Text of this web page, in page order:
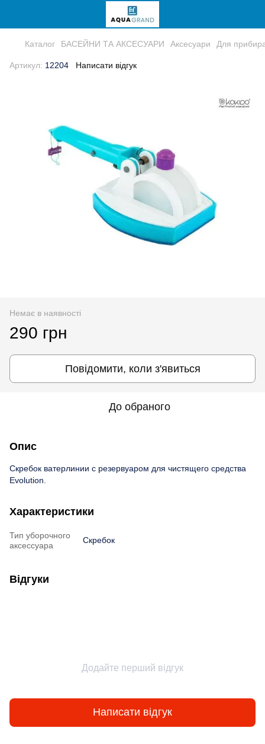
Каталог БАСЕЙНИ ТА АКСЕСУАРИ Аксесуари Для
Артикул: 12204 Написати відгук
Немає в наявності
290 грн
Повідомити, коли з'явиться
До обраного
Опис
Скребок ватерлинии с резервуаром для чистящего средства
Evolution.
Характеристики
Тип уборочного
аксессуара
Скребок
Відгуки
Додайте перший відгук
Написати відгук